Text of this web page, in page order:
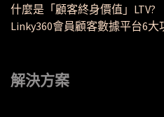
什麼是「顧客終身價值」LTV?
Linky360會員顧客數據平台6大
解決方案